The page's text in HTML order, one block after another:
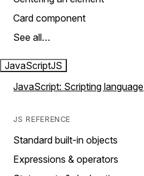
Card component
See all…
JavaScriptJS
JavaScript: Scripting language
JS REFERENCE
Standard built-in objects
Expressions & operators